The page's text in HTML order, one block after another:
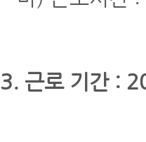
3. 근로 기간 :